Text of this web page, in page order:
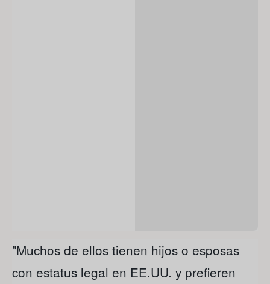
"Muchos de ellos tienen hijos o esposas
con estatus legal en EE.UU. y prefieren